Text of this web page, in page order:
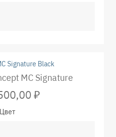
MC Signature
₽
Цвет